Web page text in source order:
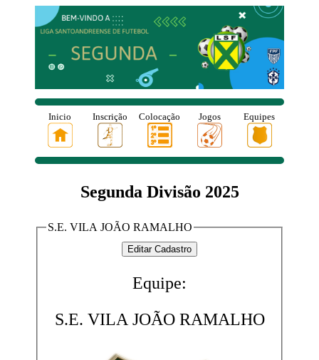
Inicio Inscrição Colocação Jogos Equipes
Segunda Divisão 2025
S.E. VILA JOÃO RAMALHO
Equipe:
S.E. VILA JOÃO RAMALHO